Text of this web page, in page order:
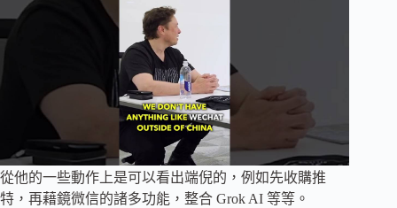
從他的一些動作上是可以看出端倪的，例如先收購推
特，再藉鏡微信的諸多功能，整合 Grok AI 等等。